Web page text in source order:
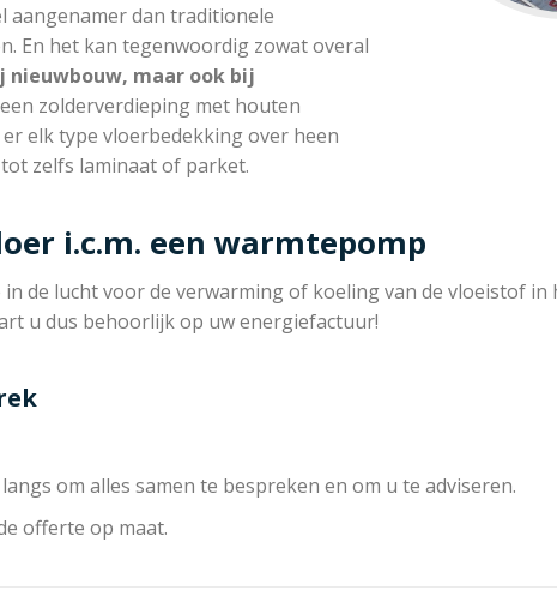
aangenamer dan traditionele
En het kan tegenwoordig zowat overal
nieuwbouw, maar ook bij
zolderverdieping met houten
elk type vloerbedekking over heen
zelfs laminaat of parket.
i.c.m. een warmtepomp
de lucht voor de verwarming of koeling van de vloeistof in
u dus behoorlijk op uw energiefactuur!
om alles samen te bespreken en om u te adviseren.
offerte op maat.